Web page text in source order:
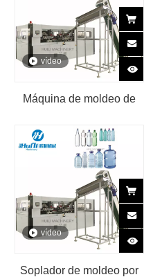
vídeo
Máquina de moldeo de
de moldeo por soplado y
estiramiento
vídeo
Soplador de moldeo por